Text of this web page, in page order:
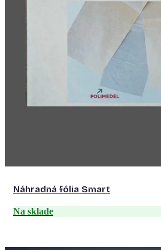
Náhradná fólia Smart
Na sklade